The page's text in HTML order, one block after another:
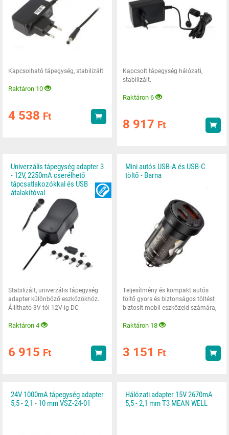
Kapcsolható tápegység, stabilizált.
Raktáron 10
4 538 Ft Vásárlás
Kapcsolt tápegység hálózati,
stabilizált.
Raktáron 6
8 917 Ft
Univerzális tápegység adapter 3
- 12V, 2250mA cserélhető
tápcsatlakozókkal és USB
átalakítóval
Stabilizált, univerzális tápegység
adapter különböző eszközökhöz.
Állítható 3V-tól 12V-ig DC
Raktáron 4
6 915 Ft Vásárlás
Mini autós USB-A és USB-C
töltő - Barna
Teljesítmény és kompakt autós
töltő gyors és biztonságos töltést
biztosít mobil eszközeid számára,
Raktáron 18
3 151 Ft
24V 1000mA tápegység adapter
5,5 - 2,1 - 10 mm VSZ-24-01
Hálózati adapter 15V 2670mA
5,5 - 2,1 mm T3 MEAN WELL